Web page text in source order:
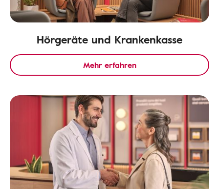
Hörgeräte und Krankenkasse
Mehr erfahren